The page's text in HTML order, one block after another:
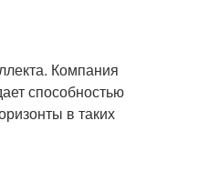
Компания
способностью
в таких